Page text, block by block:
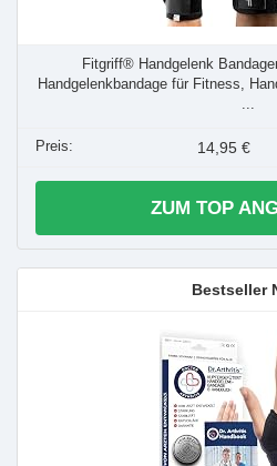
Fitgriff® Handgelenk
Handgelenkbandage für Fitness,
...
14,95 €
ZUM TOP